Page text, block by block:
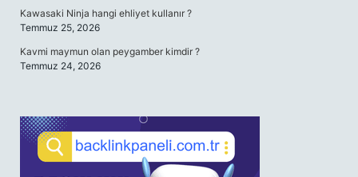
Kawasaki Ninja hangi ehliyet kullanır ?
Temmuz 25, 2026
Kavmi maymun olan peygamber kimdir ?
Temmuz 24, 2026